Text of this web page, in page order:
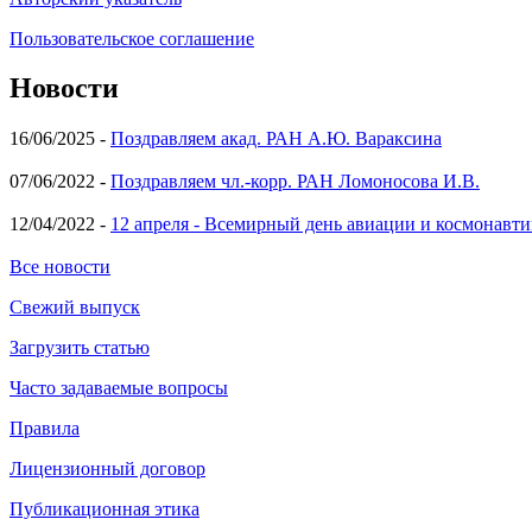
Пользовательское соглашение
Новости
16/06/2025 - Поздравляем акад. РАН А.Ю. Вараксина
07/06/2022 - Поздравляем чл.-корр. РАН Ломоносова И.В.
12/04/2022 - 12 апреля - Всемирный день авиации и
Все новости
Свежий выпуск
Загрузить статью
Часто задаваемые вопросы
Правила
Лицензионный договор
Публикационная этика